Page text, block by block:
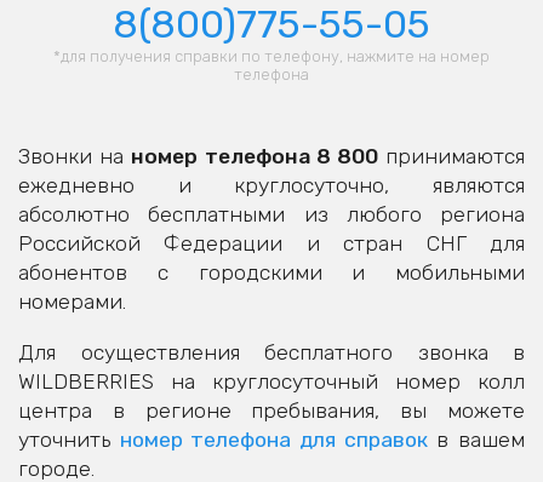
8(800)775-55-05
*для получения справки по телефону, нажмите на номер
телефона
Звонки на номер телефона 8 800принимаются
ежедневно и круглосуточно, являются
абсолютно бесплатными из любого региона
Российской Федерации и стран СНГ для
абонентов с городскими и мобильными
номерами.
Для осуществления бесплатного звонка в
WILDBERRIES на круглосуточный номер колл
центра в регионе пребывания, вы можете
уточнить номер телефона для справокв вашем
городе.